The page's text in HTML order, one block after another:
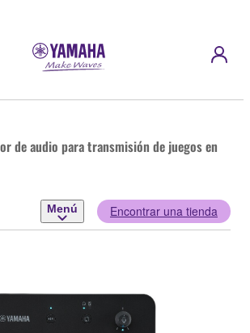
de audio para transmisión de juegos en
Menú Encontrar una tienda